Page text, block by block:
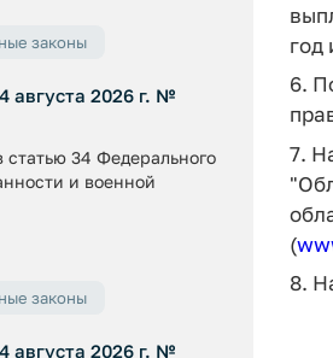
законы
августа 2026 г. №
34 Федерального
и военной
законы
августа 2026 г. №
год
6.
7.
(
8.